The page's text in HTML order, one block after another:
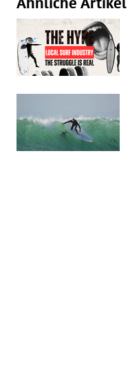
Ähnliche Artikel